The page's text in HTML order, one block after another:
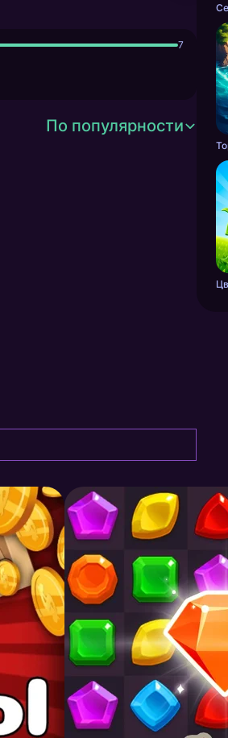
7
По популярности